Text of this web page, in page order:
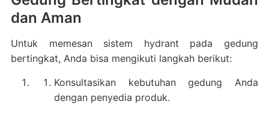
dan Aman
Untuk memesan sistem hydrant pada gedung
bertingkat, Anda bisa mengikuti langkah berikut:
Konsultasikan kebutuhan gedung Anda
dengan penyedia produk.